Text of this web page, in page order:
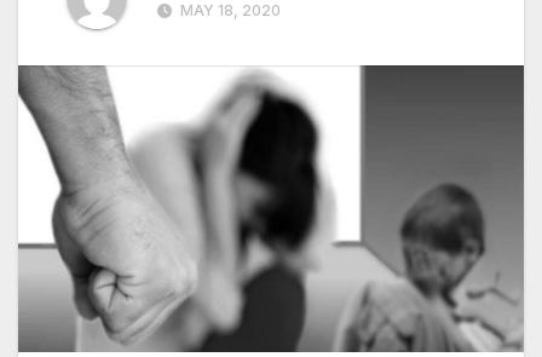
MAY 18, 2020